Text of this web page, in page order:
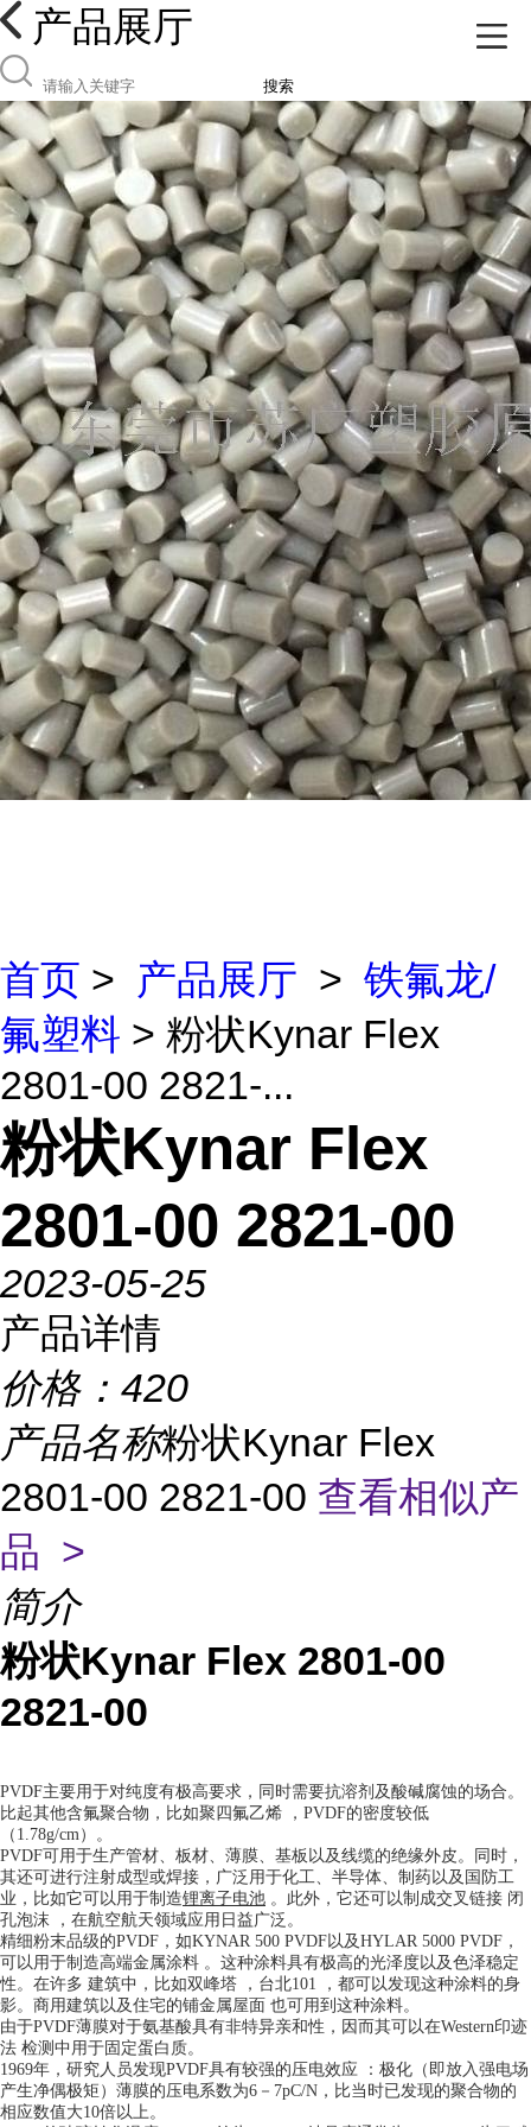
产品展厅
搜索
首页 > 产品展厅 > 铁氟龙/
氟塑料 > 粉状Kynar Flex
2801-00 2821-...
粉状Kynar Flex
2801-00 2821-00
2023-05-25
产品详情
价格： 420
产品名称粉状Kynar Flex
2801-00 2821-00 查看相似产
品 >
简介
粉状Kynar Flex 2801-00
2821-00
PVDF主要用于对纯度有极高要求，同时需要抗溶剂及酸碱腐蚀的场合。
比起其他含氟聚合物，比如聚四氟乙烯 ，PVDF的密度较低
（1.78g/cm）。
PVDF可用于生产管材、板材、薄膜、基板以及线缆的绝缘外皮。同时，
其还可进行注射成型或焊接，广泛用于化工、半导体、制药以及国防工
业，比如它可以用于制造锂离子电池 。此外，它还可以制成交叉链接 闭
孔泡沫 ，在航空航天领域应用日益广泛。
精细粉末品级的PVDF，如KYNAR 500 PVDF以及HYLAR 5000 PVDF，
可以用于制造高端金属涂料 。这种涂料具有极高的光泽度以及色泽稳定
性。在许多 建筑中，比如双峰塔 ，台北101 ，都可以发现这种涂料的身
影。商用建筑以及住宅的铺金属屋面 也可用到这种涂料。
由于PVDF薄膜对于氨基酸具有非特异亲和性，因而其可以在Western印迹
法 检测中用于固定蛋白质。
1969年，研究人员发现PVDF具有较强的压电效应 ：极化（即放入强电场
产生净偶极矩）薄膜的压电系数为6－7pC/N，比当时已发现的聚合物的
相应数值大10倍以上。